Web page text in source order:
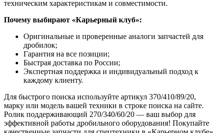
техническим характеристикам и совместимости.
Почему выбирают «Карьерный клуб»:
Оригинальные и проверенные аналоги запчастей для
дробилок;
Гарантия на все позиции;
Быстрая доставка по России;
Экспертная поддержка и индивидуальный подход к
каждому клиенту.
Для быстрого поиска используйте артикул 370/410/89/20,
марку или модель вашей техники в строке поиска на сайте.
Ролик поддерживающий 270/340/60/20 — ваш выбор для
эффективной работы дробильного оборудования! Покупайте